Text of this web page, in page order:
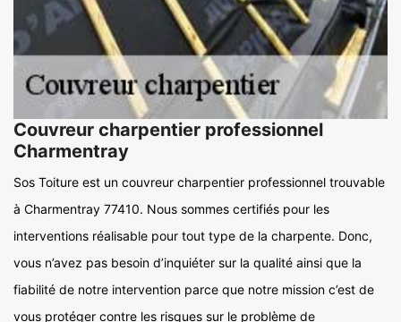
Couvreur charpentier professionnel
Charmentray
Sos Toiture est un couvreur charpentier professionnel trouvable
à Charmentray 77410. Nous sommes certifiés pour les
interventions réalisable pour tout type de la charpente. Donc,
vous n’avez pas besoin d’inquiéter sur la qualité ainsi que la
fiabilité de notre intervention parce que notre mission c’est de
vous protéger contre les risques sur le problème de